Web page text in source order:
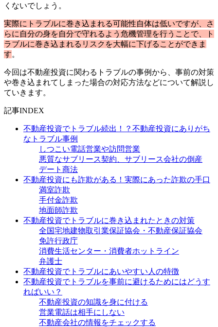
くないでしょう。
実際にトラブルに巻き込まれる可能性自体は低いですが、さ
らに自分の身を自分で守れるよう危機管理を行うことで、ト
ラブルに巻き込まれるリスクを大幅に下げることができま
す。
今回は不動産投資に関わるトラブルの事例から、事前の対策
や巻き込まれてしまった場合の対応方法などについて解説し
ていきます。
記事INDEX
不動産投資でトラブル続出！？不動産投資にありがち
なトラブル事例
しつこい電話営業や訪問営業
悪質なサブリース契約、サブリース会社の倒産
デート商法
不動産投資にも詐欺がある！実際にあった詐欺の手口
満室詐欺
手付金詐欺
地面師詐欺
不動産投資でトラブルに巻き込まれたときの対策
全国宅地建物取引業保証協会・不動産保証協会
免許行政庁
消費生活センター・消費者ホットライン
弁護士
不動産投資でトラブルにあいやすい人の特徴
不動産投資でトラブルを事前に避けるためにはどうす
ればいい？
不動産投資の知識を身に付ける
営業電話は相手にしない
不動産会社の情報をチェックする